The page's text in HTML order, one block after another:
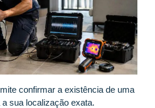
confirmar a existência de uma
sua localização exata.